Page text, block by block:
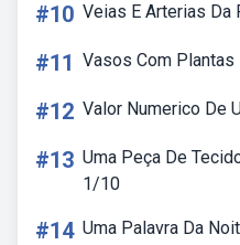
#10 Veias E Arterias Da
#11 Vasos Com Plantas
#12 Valor Numerico De
#13 Uma Peça De
1/10
#14 Uma Palavra Da